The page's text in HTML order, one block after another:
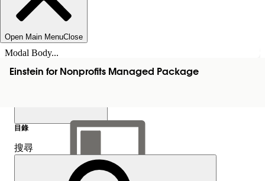
Open Main MenuClose
Modal Body...
Einstein for Nonprofits Managed Package
目錄
搜尋